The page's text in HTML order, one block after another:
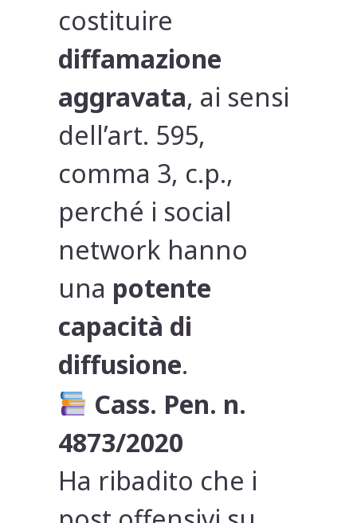
costituire
diffamazione
aggravata, ai sensi
dell’art. 595,
comma 3, c.p.,
perché i social
network hanno
una potente
capacità di
diffusione.
Cass. Pen. n.
4873/2020
Ha ribadito che i